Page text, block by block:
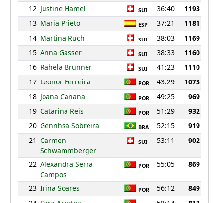
12 Justine Hamel SUI 36:40
1193
13 Maria Prieto ESP 37:21
1181
14 Martina Ruch SUI 38:03
1169
15 Anna Gasser SUI 38:33
1160
16 Rahela Brunner SUI 41:23
1110
17 Leonor Ferreira POR 43:29
1073
18 Joana Canana POR 49:25
969
19 Catarina Reis POR 51:29
932
20 Gennhsa Sobreira BRA 52:15
919
21 Carmen
Schwammberger
SUI 53:11 902
22 Alexandra Serra
Campos
POR 55:05 869
23 Irina Soares POR 56:12
849